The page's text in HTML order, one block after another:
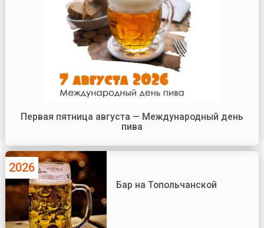
Первая пятница августа — Международный день
пива
2026
Бар на Топольчанской